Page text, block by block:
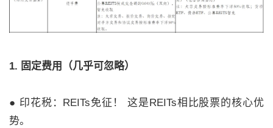
1. 固定费用（几乎可忽略）
● 印花税：REITs免征！ 这是REITs相比股票的核心优
势。